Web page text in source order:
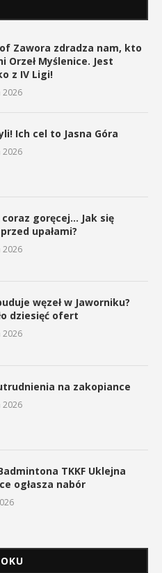
Zawora zdradza nam, kto
Orzeł Myślenice. Jest
z IV Ligi!
2026
Ich cel to Jasna Góra
2026
coraz goręcej… Jak się
upałami?
2026
węzeł w Jaworniku?
dziesięć ofert
2026
na zakopiance
2026
TKKF Uklejna
ogłasza nabór